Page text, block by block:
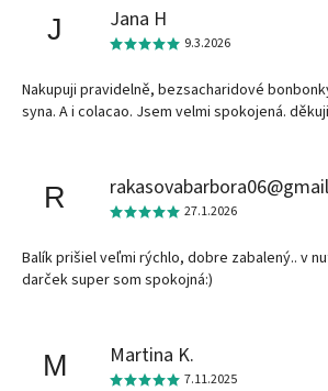
J Jana H
9.3.2026
Nakupuji pravidelně, bezsacharidové
syna. A i colacao. Jsem velmi spokojená.
R 27.1.2026
Balík prišiel veľmi rýchlo, dobre zabalený.. v
darček super som spokojná:)
M Martina K.
7.11.2025